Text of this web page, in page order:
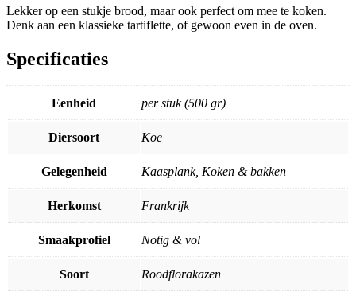
Lekker op een stukje brood, maar ook perfect om mee te koken.
Denk aan een klassieke tartiflette, of gewoon even in de oven.
Specificaties
Eenheid per stuk (500 gr)
Diersoort Koe
Gelegenheid Kaasplank, Koken & bakken
Herkomst Frankrijk
Smaakprofiel Notig & vol
Soort Roodflorakazen